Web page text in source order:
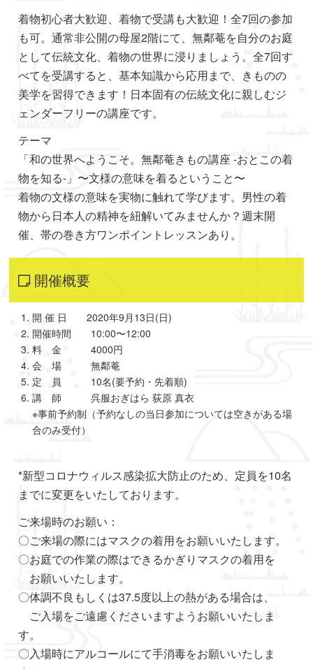
着物初心者大歓迎、着物で受講も大歓迎！全7回の参加
も可。通常非公開の母屋2階にて、無鄰菴を自分のお庭
として伝統文化、着物の世界に浸りましょう。全7回す
べてを受講すると、基本知識から応用まで、きものの
美学を習得できます！日本固有の伝統文化に親しむジ
ェンダーフリーの講座です。
テーマ
「和の世界へようこそ。無鄰菴きもの講座 -おとこの着
物を知る-」〜文様の意味を着るということ〜
着物の文様の意味を実物に触れて学びます。男性の着
物から日本人の精神を紐解いてみませんか？週末開
催、帯の巻き方ワンポイントレッスンあり。
開催概要
開 催 日 2020年9月13日(日)
開催時間 10:00〜12:00
料 金 4000円
会 場 無鄰菴
定 員 10名(要予約・先着順)
講 師 呉服おぎはら 荻原 真衣
※事前予約制（予約なしの当日参加については空きがある場
合のみ受付）
*新型コロナウィルス感染拡大防止のため、定員を10名
までに変更をいたしております。
ご来場時のお願い：
〇ご来場の際にはマスクの着用をお願いいたします。
〇お庭での作業の際はできるかぎりマスクの着用を
お願いいたします。
〇体調不良もしくは37.5度以上の熱がある場合は、
ご入場をご遠慮くださいますようお願いいたしま
す。
〇入場時にアルコールにて手消毒をお願いいたしま